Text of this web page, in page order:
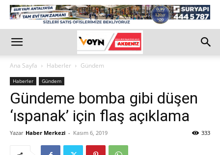
Ana Sayfa Haberler Gündem
Haberler Gündem
Gündeme bomba gibi düşen
‘ıspanak’ için flaş açıklama
Yazar Haber Merkezi - Kasım 6, 2019 333